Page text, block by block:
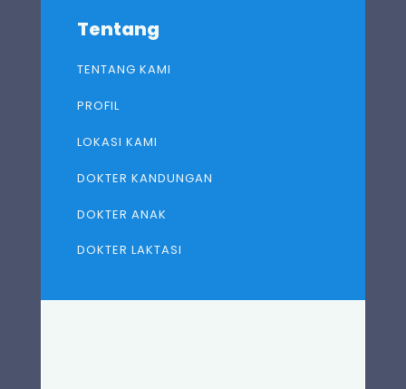
Tentang
TENTANG KAMI
PROFIL
LOKASI KAMI
DOKTER KANDUNGAN
DOKTER ANAK
DOKTER LAKTASI